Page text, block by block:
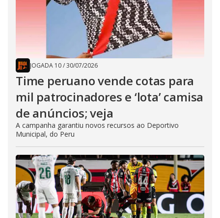
JOGADA 10/30/07/2026
Time peruano vende cotas para
mil patrocinadores e ‘lota’ camisa
de anúncios; veja
A campanha garantiu novos recursos ao Deportivo
Municipal, do Peru